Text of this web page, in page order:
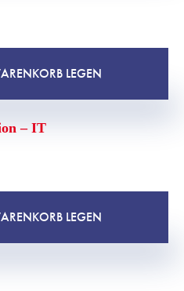
LEGEN
– IT
LEGEN